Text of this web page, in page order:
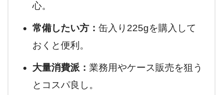
心。
常備したい方： 缶入り225gを購入して
おくと便利。
大量消費派： 業務用やケース販売を狙う
とコスパ良し。